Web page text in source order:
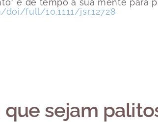
e dê tempo à sua mente para
full/10.1111/jsr.12728
que sejam